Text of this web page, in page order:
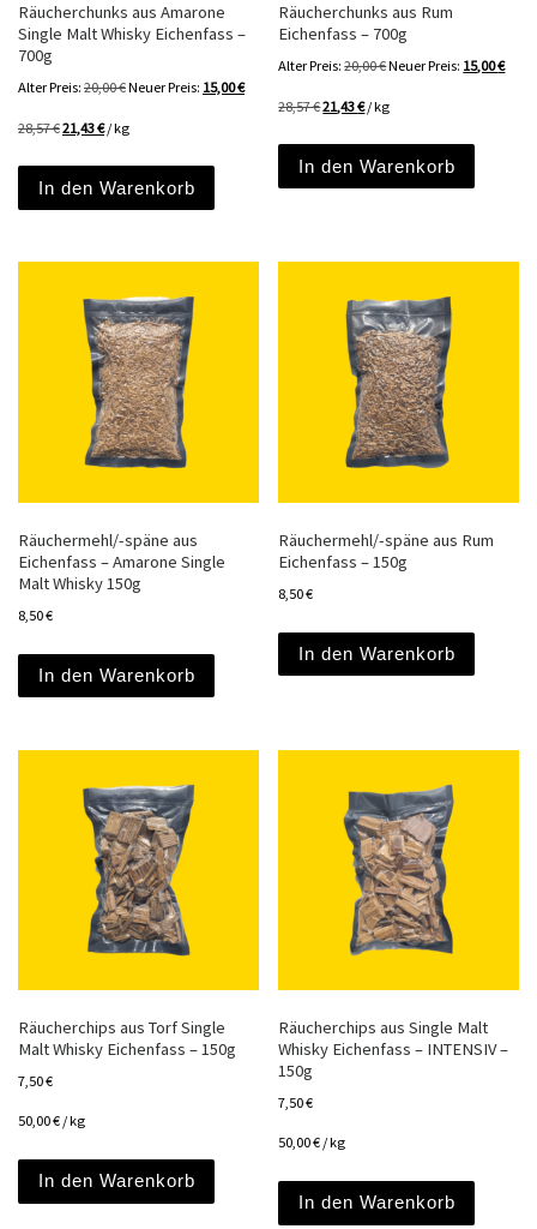
Räucherchunks aus Amarone
Single Malt Whisky Eichenfass –
700g
Alter Preis: 20,00€Ursprünglicher Preis war: 20,00 €
Neuer Preis: 15,00€Aktueller Preis ist: 15,00 €.
28,57€21,43€/kg
In den Warenkorb
Räucherchunks aus Rum
Eichenfass – 700g
Alter Preis: 20,00€Ursprünglicher Preis
Neuer Preis: 15,00€
28,57€21,43€/kg
In den Warenkorb
Räuchermehl/-späne aus
Eichenfass – Amarone Single
Malt Whisky 150g
8,50€
In den Warenkorb
Räuchermehl/-späne aus Rum
Eichenfass – 150g
8,50€
In den Warenkorb
Räucherchips aus Torf Single
Malt Whisky Eichenfass – 150g
7,50€
50,00€ /kg
In den Warenkorb
Räucherchips aus Single Malt
Whisky Eichenfass – INTENSIV –
150g
7,50€
50,00€ /kg
In den Warenkorb